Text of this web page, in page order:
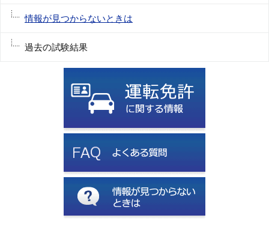
情報が見つからないときは
過去の試験結果